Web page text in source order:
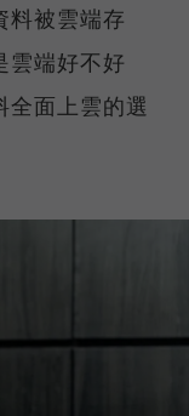
料被雲端存
雲端好不好
全面上雲的選